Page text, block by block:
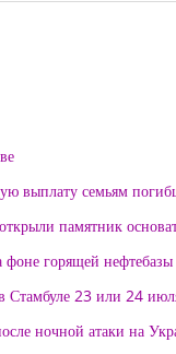
выплату семьям
памятник
горящей нефтебазы
Стамбуле 23 или 24
ночной атаки на